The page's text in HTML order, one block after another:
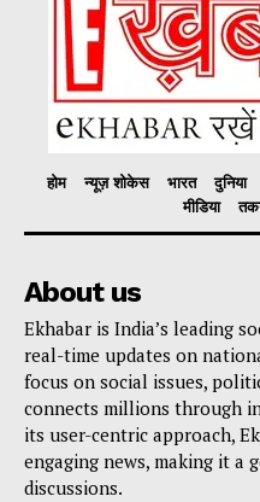
होम न्यूज़ शोकेस भारत दुनिया
मीडिया
About us
Ekhabar is India’s leading
real-time updates on
focus on social issues,
connects millions through
its user-centric approach,
engaging news, making it
discussions.